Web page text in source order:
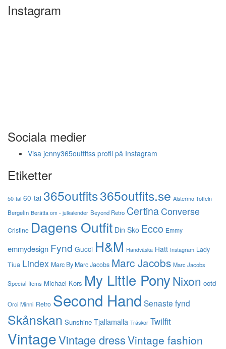
Instagram
Sociala medier
Visa jenny365outfitss profil på Instagram
Etiketter
50-tal 60-tal 365outfits365outfits.se Alstermo Toffeln
Bergelin Berätta om - julkalender Beyond Retro CertinaConverse
Cristine Dagens Outfit Din Sko Ecco Emmy
emmydesign Fynd Gucci H&M Handväska Hatt Instagram Lady
Tiua Lindex Marc By Marc Jacobs Marc Jacobs Marc Jacobs
Special Items Michael Kors My Little PonyNixon ootd
Orci Minni Retro Second Hand Senaste fynd
Skånskan Sunshine Tjallamalla Träskor Twilfit
VintageVintage dressVintage fashion